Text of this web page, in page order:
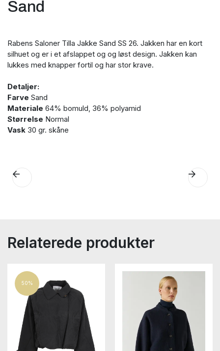
Sand
Rabens Saloner Tilla Jakke Sand SS 26. Jakken har en kort
silhuet og er i et afslappet og og løst design. Jakken kan
lukkes med knapper fortil og har stor krave.
Detaljer:
Farve Sand
Materiale 64% bomuld, 36% polyamid
Størrelse Normal
Vask 30 gr. skåne
Relaterede produkter
50%